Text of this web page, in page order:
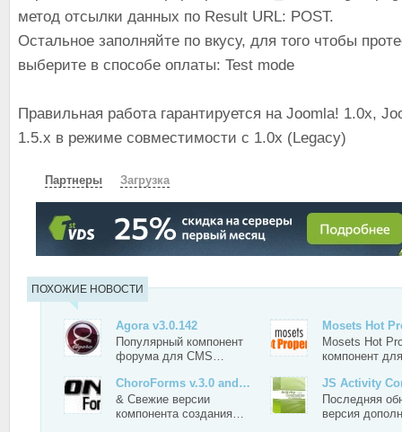
метод отсылки данных по Result URL: POST.
Остальное заполняйте по вкусу, для того чтобы
выберите в способе оплаты: Test mode
Правильная работа гарантируется на Joomla! 1.0x,
1.5.x в режиме совместимости с 1.0x (Legacy)
Партнеры Загрузка
СКАЧАТЬ
ПОХОЖИЕ НОВОСТИ
Agora v3.0.142
Популярный компонент
форума для CMS…
Mosets Hot
Mosets Hot
компонент
ChoroForms v.3.0 and…
& Свежие версии
компонента создания…
JS Activity
Последняя
версия